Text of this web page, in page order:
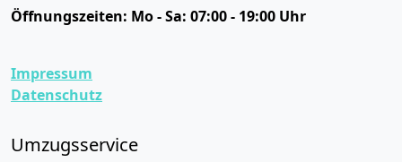
Öffnungszeiten: Mo - Sa: 07:00 - 19:00 Uhr
Impressum
Datenschutz
Umzugsservice